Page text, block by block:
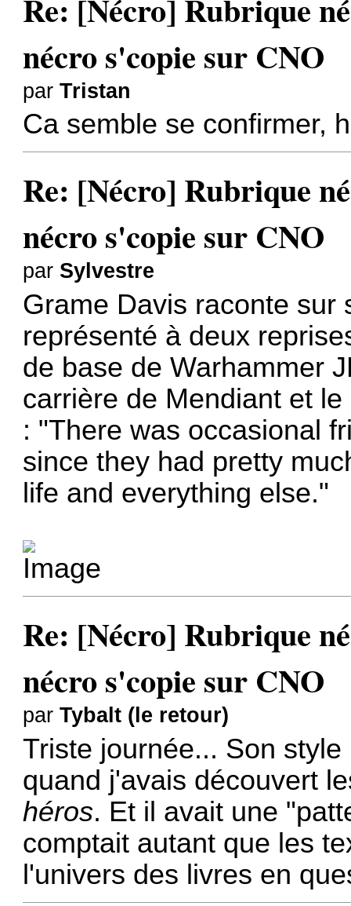
Re: [Nécro] Rubrique
nécro s'copie sur CNO
parTristan
Ca semble se confirmer,
Re: [Nécro] Rubrique
nécro s'copie sur CNO
par Sylvestre
Grame Davis raconte sur
représenté à deux
de base de Warhammer
carrière de Mendiant et
: "There was occasional
since they had pretty
life and everything else."
Re: [Nécro] Rubrique
nécro s'copie sur CNO
parTybalt (le retour)
Triste journée... Son
quand j'avais découvert
héros. Et il avait une
comptait autant que les
l'univers des livres en